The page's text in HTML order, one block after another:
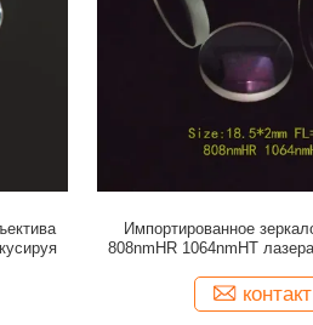
Импортированное
808nmHR 1064nmHT
контакт